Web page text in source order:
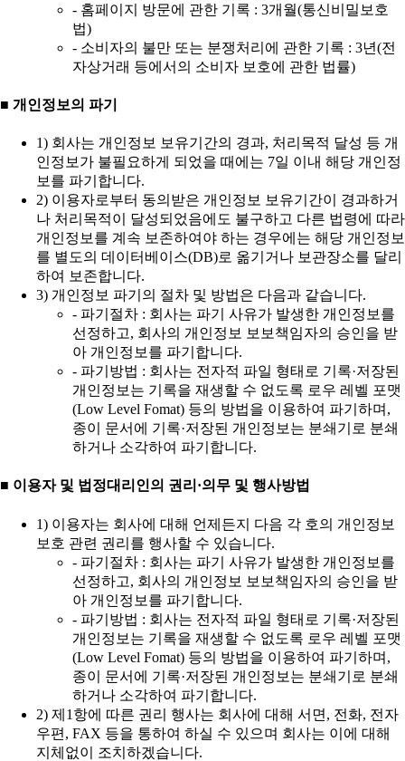
- 홈페이지 방문에 관한 기록 : 3개월(통신비밀보호
법)
- 소비자의 불만 또는 분쟁처리에 관한 기록 : 3년(전
자상거래 등에서의 소비자 보호에 관한 법률)
■ 개인정보의 파기
1) 회사는 개인정보 보유기간의 경과, 처리목적 달성 등 개
인정보가 불필요하게 되었을 때에는 7일 이내 해당 개인정
보를 파기합니다.
2) 이용자로부터 동의받은 개인정보 보유기간이 경과하거
나 처리목적이 달성되었음에도 불구하고 다른 법령에 따라
개인정보를 계속 보존하여야 하는 경우에는 해당 개인정보
를 별도의 데이터베이스(DB)로 옮기거나 보관장소를 달리
하여 보존합니다.
3) 개인정보 파기의 절차 및 방법은 다음과 같습니다.
- 파기절차 : 회사는 파기 사유가 발생한 개인정보를
선정하고, 회사의 개인정보 보보책임자의 승인을 받
아 개인정보를 파기합니다.
- 파기방법 : 회사는 전자적 파일 형태로 기록·저장된
개인정보는 기록을 재생할 수 없도록 로우 레벨 포맷
(Low Level Fomat) 등의 방법을 이용하여 파기하며,
종이 문서에 기록·저장된 개인정보는 분쇄기로 분쇄
하거나 소각하여 파기합니다.
■ 이용자 및 법정대리인의 권리·의무 및 행사방법
1) 이용자는 회사에 대해 언제든지 다음 각 호의 개인정보
보호 관련 권리를 행사할 수 있습니다.
- 파기절차 : 회사는 파기 사유가 발생한 개인정보를
선정하고, 회사의 개인정보 보보책임자의 승인을 받
아 개인정보를 파기합니다.
- 파기방법 : 회사는 전자적 파일 형태로 기록·저장된
개인정보는 기록을 재생할 수 없도록 로우 레벨 포맷
(Low Level Fomat) 등의 방법을 이용하여 파기하며,
종이 문서에 기록·저장된 개인정보는 분쇄기로 분쇄
하거나 소각하여 파기합니다.
2) 제1항에 따른 권리 행사는 회사에 대해 서면, 전화, 전자
우편, FAX 등을 통하여 하실 수 있으며 회사는 이에 대해
지체없이 조치하겠습니다.